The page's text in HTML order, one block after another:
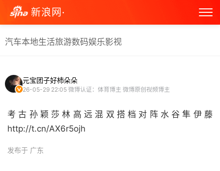
新浪网·
汽车本地生活旅游数码娱乐影视
元宝团子好杮朵朵
26-05-29 22:05 微博认证：体育博主 微博原创视频博主
考古孙颖莎林高远混双搭档对阵水谷隼伊藤
http://t.cn/AX6r5ojh ​
发布于 广东